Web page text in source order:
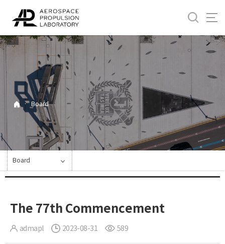
기
· Board
Board
The 77th Commencement
admapl 2023-08-31 589